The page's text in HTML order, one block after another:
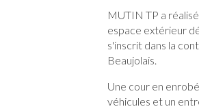
MUTIN TP a
espace extérieur
s'inscrit dans la
Beaujolais.
Une cour en
véhicules et un